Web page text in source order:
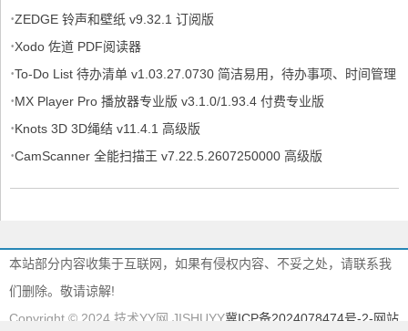
·ZEDGE 铃声和壁纸 v9.32.1 订阅版
·Xodo 佐道 PDF阅读器
·To-Do List 待办清单 v1.03.27.0730 简洁易用，待办事项、时间管理
软件，解锁专业版
·MX Player Pro 播放器专业版 v3.1.0/1.93.4 付费专业版
·Knots 3D 3D绳结 v11.4.1 高级版
·CamScanner 全能扫描王 v7.22.5.2607250000 高级版
本站部分内容收集于互联网，如果有侵权内容、不妥之处，请联系我
们删除。敬请谅解!
Copyright © 2024 技术YY网 JISHUYY冀ICP备2024078474号-2-网站